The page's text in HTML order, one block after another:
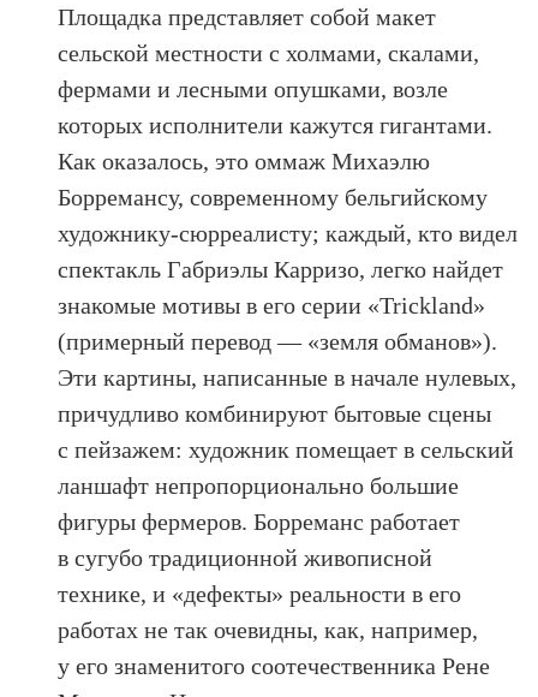
Площадка представляет собой макет
сельской местности с холмами, скалами,
фермами и лесными опушками, возле
которых исполнители кажутся гигантами.
Как оказалось, это оммаж Михаэлю
Борремансу, современному бельгийскому
художнику-сюрреалисту; каждый, кто видел
спектакль Габриэлы Карризо, легко найдет
знакомые мотивы в его серии «Trickland»
(примерный перевод — «земля обманов»).
Эти картины, написанные в начале нулевых,
причудливо комбинируют бытовые сцены
с пейзажем: художник помещает в сельский
ланшафт непропорционально большие
фигуры фермеров. Борреманс работает
в сугубо традиционной живописной
технике, и «дефекты» реальности в его
работах не так очевидны, как, например,
у его знаменитого соотечественника Рене